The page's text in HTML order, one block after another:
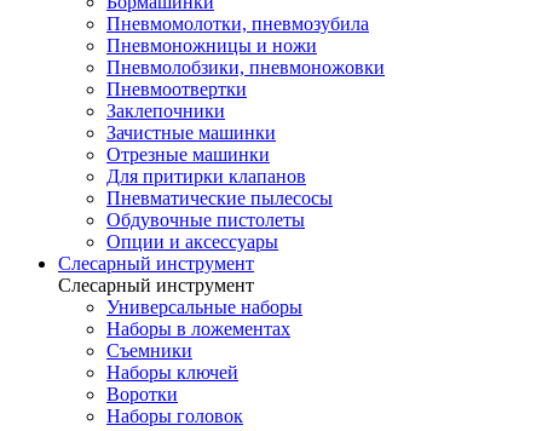
Пневмомолотки, пневмозубила
Пневмоножницы и ножи
Пневмолобзики, пневмоножовки
Пневмоотвертки
Заклепочники
Зачистные машинки
Отрезные машинки
Для притирки клапанов
Пневматические пылесосы
Обдувочные пистолеты
Опции и аксессуары
Слесарный инструмент
Слесарный инструмент
Универсальные наборы
Наборы в ложементах
Съемники
Наборы ключей
Воротки
Наборы головок